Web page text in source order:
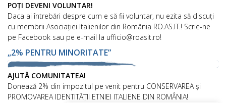
POȚI DEVENI VOLUNTAR!
Daca ai întrebări despre cum e să fii voluntar, nu ezita să discuți
cu membrii Asociației Italienilor din România RO.AS.IT.! Scrie-ne
pe Facebook sau pe e-mail la ufficio@roasit.ro!
„2% PENTRU MINORITATE”
AJUTĂ COMUNITATEA!
Donează 2% din impozitul pe venit pentru CONSERVAREA și
PROMOVAREA IDENTITĂȚII ETNIEI ITALIENE DIN ROMÂNIA!